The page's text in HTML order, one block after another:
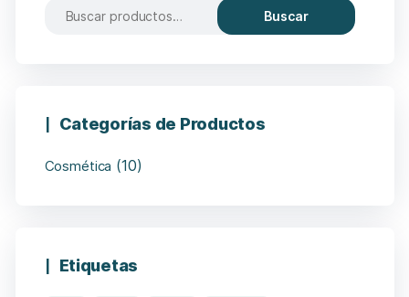
Buscar
Categorías de Productos
Cosmética (10)
Etiquetas